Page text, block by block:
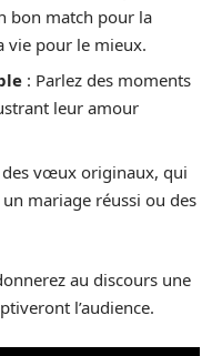
bon match pour la
vie pour le mieux.
: Parlez des moments
leur amour
des vœux originaux, qui
mariage réussi ou des
au discours une
l’audience.